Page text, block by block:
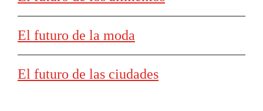
El futuro de la moda
El futuro de las ciudades